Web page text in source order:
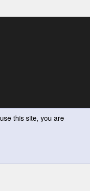
this site, you are